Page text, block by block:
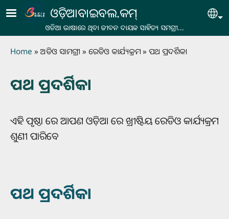
Skip to main content
ଓଡ଼ିଆବାଇବଲ.କମ୍
ଓଡିଆ ଭାଷାରେ ଥିବା ଜୀବନ ଦାୟକ ସାହିତ୍ୟ ସମଗ୍ରୀ...
Breadcrumb
Home ଅଡିଓ ସାମଗ୍ରୀ ରେଡିଓ କାର୍ଯ୍ୟକ୍ରମ ପଥ ପ୍ରଦର୍ଶିକା
ପଥ ପ୍ରଦର୍ଶିକା
ଏହି ପୃଷ୍ଠା ରେ ଆପଣ ଓଡ଼ିଆ ରେ ଖ୍ରୀଷ୍ଟିୟ ରେଡିଓ କାର୍ଯ୍ୟକ୍ରମ
ଶୁଣୀ ପାରିବେ
ପଥ ପ୍ରଦର୍ଶିକା